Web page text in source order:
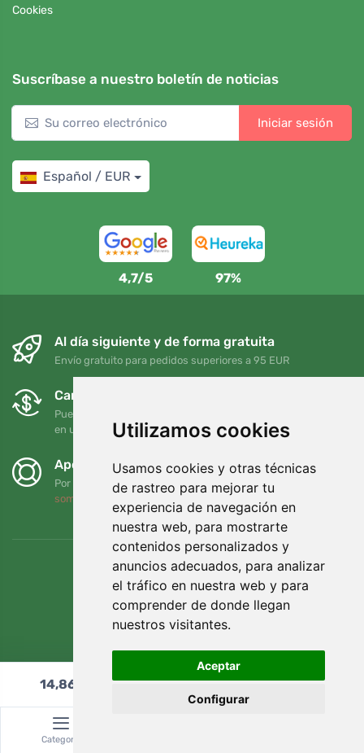
Utilizamos cookies
Usamos cookies y otras técnicas
de rastreo para mejorar tu
experiencia de navegación en
nuestra web, para mostrarte
contenidos personalizados y
anuncios adecuados, para analizar
el tráfico en nuestra web y para
comprender de donde llegan
nuestros visitantes.
Aceptar
Configurar
Cookies
Suscríbase a nuestro boletín de noticias
Iniciar sesión
Español / EUR
4,7/5 97%
Al día siguiente y de forma gratuita
Envío gratuito para pedidos superiores a 95 EUR
Cambios y devoluciones gratuitos
Puede devolver o cambiar su pedido en cualquier momento
en un plazo de 90 días
Apoyamos a Trees.org
Por cada pedido plantamos un árbol. Leer más
somos
14,86 Añadir al carrito
Categoría